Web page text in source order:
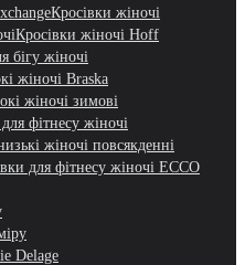
Кросівки жіночі
Кросівки жіночі Hoff
бігу жіночі
жіночі Braska
жіночі зимові
фітнесу жіночі
жіночі повсякденні
для фітнесу жіночі ECCO
Delage